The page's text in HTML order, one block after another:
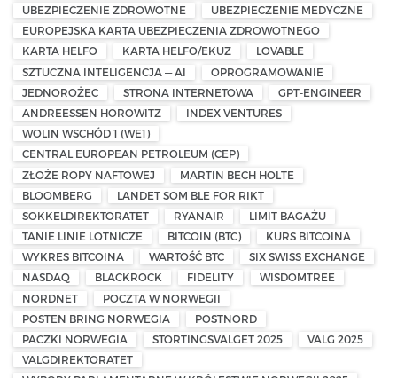
UBEZPIECZENIE ZDROWOTNE
UBEZPIECZENIE MEDYCZNE
EUROPEJSKA KARTA UBEZPIECZENIA ZDROWOTNEGO
KARTA HELFO
KARTA HELFO/EKUZ
LOVABLE
SZTUCZNA INTELIGENCJA — AI
OPROGRAMOWANIE
JEDNOROŻEC
STRONA INTERNETOWA
GPT-ENGINEER
ANDREESSEN HOROWITZ
INDEX VENTURES
WOLIN WSCHÓD 1 (WE1)
CENTRAL EUROPEAN PETROLEUM (CEP)
ZŁOŻE ROPY NAFTOWEJ
MARTIN BECH HOLTE
BLOOMBERG
LANDET SOM BLE FOR RIKT
SOKKELDIREKTORATET
RYANAIR
LIMIT BAGAŻU
TANIE LINIE LOTNICZE
BITCOIN (BTC)
KURS BITCOINA
WYKRES BITCOINA
WARTOŚĆ BTC
SIX SWISS EXCHANGE
NASDAQ
BLACKROCK FIDELITY
WISDOMTREE
NORDNET
POCZTA W NORWEGII
POSTEN BRING NORWEGIA
POSTNORD
PACZKI NORWEGIA
STORTINGSVALGET 2025
VALG 2025
VALGDIREKTORATET